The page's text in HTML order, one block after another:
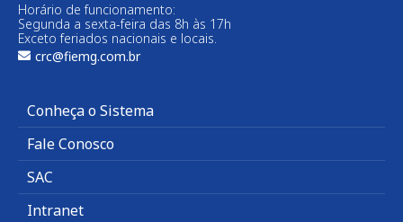
Horário de funcionamento:
Segunda a sexta-feira das 8h às 17h
Exceto feriados nacionais e locais.
crc@fiemg.com.br
Conheça o Sistema
Fale Conosco
SAC
Intranet